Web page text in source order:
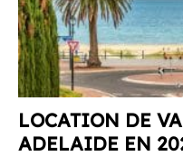
LOCATION DE
ADELAIDE EN